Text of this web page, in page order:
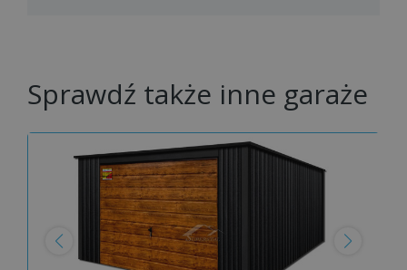
Sprawdź także inne garaże